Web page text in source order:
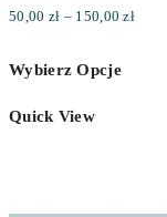
50,00 zł – 150,00złZakres
Wybierz Opcje
Quick View